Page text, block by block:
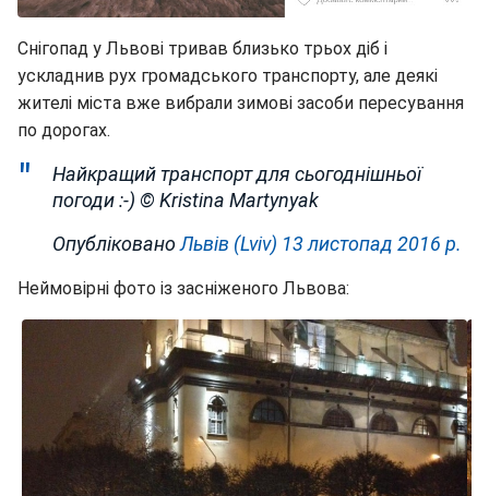
Снігопад у Львові тривав близько трьох діб і
ускладнив рух громадського транспорту, але деякі
жителі міста вже вибрали зимові засоби пересування
по дорогах.
Найкращий транспорт для сьогоднішньої
погоди :-) © Kristina Martynyak
ОпублікованоЛьвів (Lviv) 13 листопад 2016 р.
Неймовірні фото із засніженого Львова: